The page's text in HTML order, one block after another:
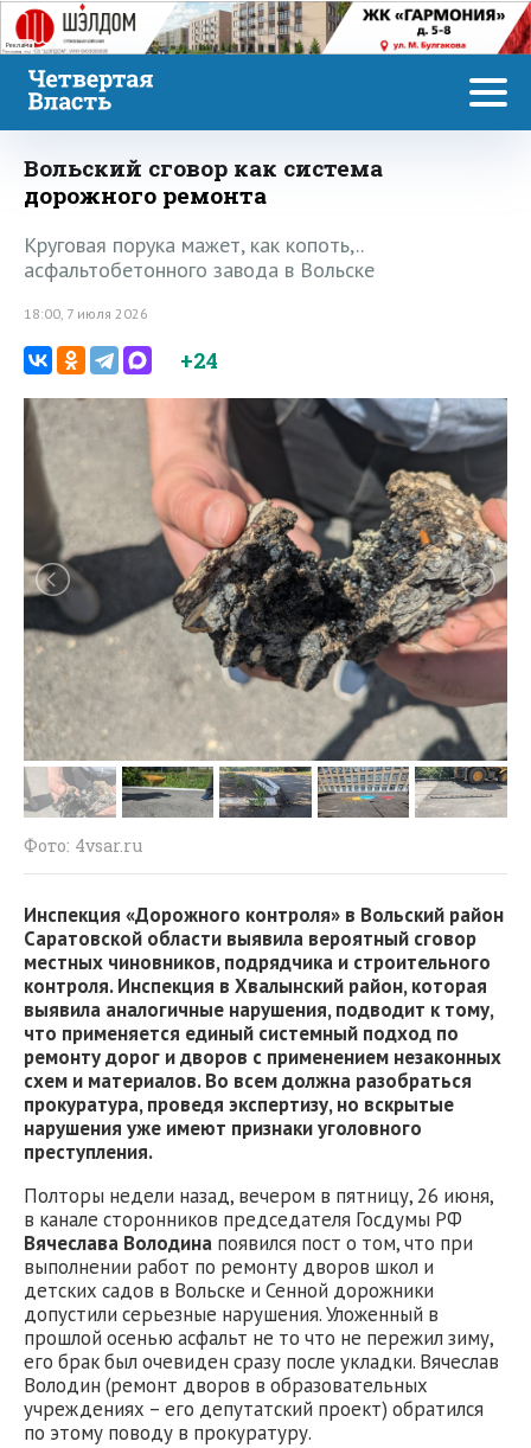
Реклама
Вольский сговор как система
дорожного ремонта
Круговая порука мажет, как копоть,..
асфальтобетонного завода в Вольске
18:00, 7 июля 2026
+24
Фото: 4vsar.ru
Инспекция «Дорожного контроля» в Вольский район
Саратовской области выявила вероятный сговор
местных чиновников, подрядчика и строительного
контроля. Инспекция в Хвалынский район, которая
выявила аналогичные нарушения, подводит ктому,
что применяется единый системный подход по
ремонту дорог и дворов с применением незаконных
схем и материалов.Во всем должна разобраться
прокуратура, проведя экспертизу, но вскрытые
нарушения уже имеют признаки уголовного
преступления.
Полторы недели назад, вечером в пятницу, 26 июня,
в канале сторонников председателя Госдумы РФ
Вячеслава Володина появился пост о том, что при
выполнении работ по ремонту дворов школ и
детских садов в Вольске и Сенной дорожники
допустили серьезные нарушения. Уложенный в
прошлой осенью асфальт не то что не пережил зиму,
его брак был очевиден сразу после укладки. Вячеслав
Володин (ремонт дворов в образовательных
учреждениях – его депутатский проект) обратился
по этому поводу в прокуратуру.